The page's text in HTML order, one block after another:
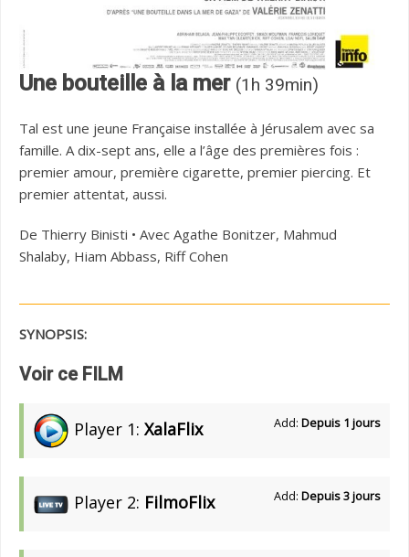
Une bouteille à la mer (1h 39min)
Tal est une jeune Française installée à Jérusalem avec sa
famille. A dix-sept ans, elle a l’âge des premières fois :
premier amour, première cigarette, premier piercing. Et
premier attentat, aussi.
De Thierry Binisti • Avec Agathe Bonitzer, Mahmud
Shalaby, Hiam Abbass, Riff Cohen
SYNOPSIS:
Voir ce FILM
Player 1: XalaFlix Add: Depuis 1 jours
Player 2: FilmoFlix Add: Depuis 3 jours